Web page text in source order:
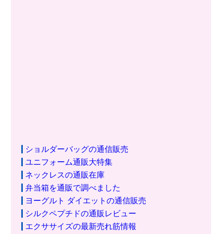
ショルダーバッグの通信販売
ユニフォーム通販大特集
ネックレスの通販在庫
弁当箱を通販で調べました
ヨーグルト ダイエットの通信販売
シルクペプチドの通販レビュー
エクササイズの最新売れ筋情報